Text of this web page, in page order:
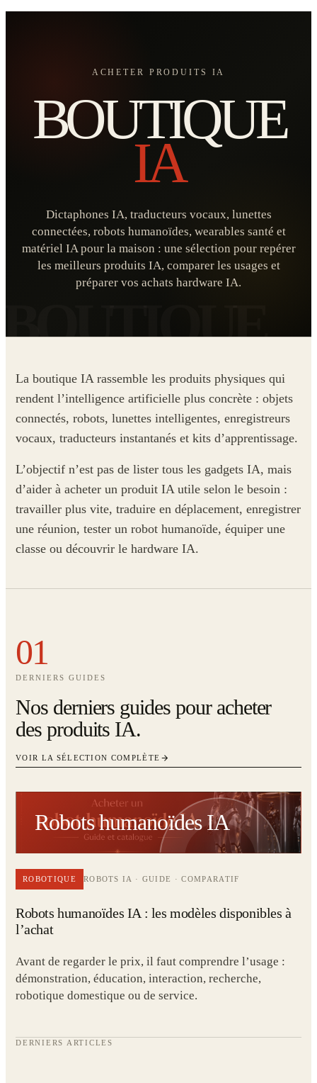
ACHETER PRODUITS IA
BOUTIQUE
IA
Dictaphones IA, traducteurs vocaux, lunettes
connectées, robots humanoïdes, wearables santé et
matériel IA pour la maison : une sélection pour repérer
les meilleurs produits IA, comparer les usages et
préparer vos achats hardware IA.
La boutique IA rassemble les produits physiques qui
rendent l’intelligence artificielle plus concrète : objets
connectés, robots, lunettes intelligentes, enregistreurs
vocaux, traducteurs instantanés et kits d’apprentissage.
L’objectif n’est pas de lister tous les gadgets IA, mais
d’aider à acheter un produit IA utile selon le besoin :
travailler plus vite, traduire en déplacement, enregistrer
une réunion, tester un robot humanoïde, équiper une
classe ou découvrir le hardware IA.
01
DERNIERS GUIDES
Nos derniers guides pour acheter
des produits IA.
VOIR LA SÉLECTION COMPLÈTE
Robots humanoïdes IA
ROBOTIQUE ROBOTS IA · GUIDE · COMPARATIF
Robots humanoïdes IA : les modèles disponibles à
l’achat
Avant de regarder le prix, il faut comprendre l’usage :
démonstration, éducation, interaction, recherche,
robotique domestique ou de service.
DERNIERS ARTICLES